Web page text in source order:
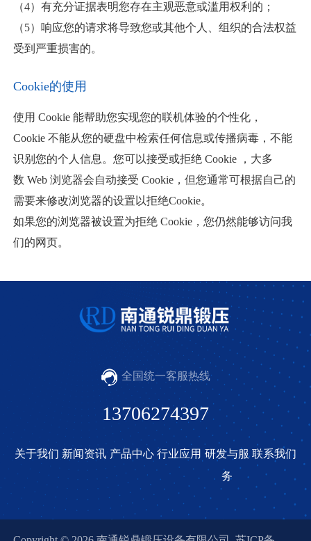
（4）有充分证据表明您存在主观恶意或滥用权利的；
（5）响应您的请求将导致您或其他个人、组织的合法权益
受到严重损害的。
Cookie的使用
使用 Cookie 能帮助您实现您的联机体验的个性化，
Cookie 不能从您的硬盘中检索任何信息或传播病毒，不能
识别您的个人信息。您可以接受或拒绝 Cookie ，大多
数 Web 浏览器会自动接受 Cookie，但您通常可根据自己的
需要来修改浏览器的设置以拒绝Cookie。
如果您的浏览器被设置为拒绝 Cookie，您仍然能够访问我
们的网页。
全国统一客服热线
13706274397
关于我们 新闻资讯 产品中心 行业应用 研发与服
务
联系我们